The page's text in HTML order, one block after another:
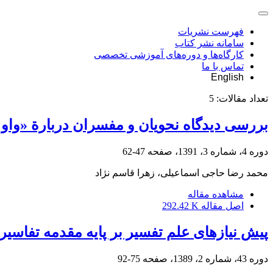
فهرست نشریات
سامانه نشر کتاب
کارگاه‌ها و دوره‌های آموزشی تخصصی
تماس با ما
English
تعداد مقالات: 5
بررسی دیدگاه نحویان و مفسران دربارة «واو
دوره 4، شماره 3، 1391، صفحه 47-62
محمد رضا حاجی اسماعیلی، زهرا قاسم نژاد
مشاهده مقاله
اصل مقاله 292.42 K
پیش نیازهای علم تفسیر بر پایه مقدمه
دوره 43، شماره 2، 1389، صفحه 75-92